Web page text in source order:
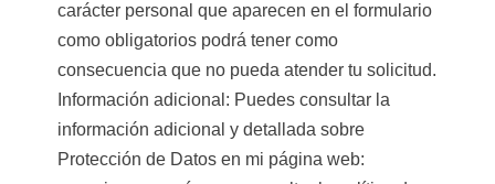
carácter personal que aparecen en el formulario
como obligatorios podrá tener como
consecuencia que no pueda atender tu solicitud.
Información adicional: Puedes consultar la
información adicional y detallada sobre
Protección de Datos en mi página web: